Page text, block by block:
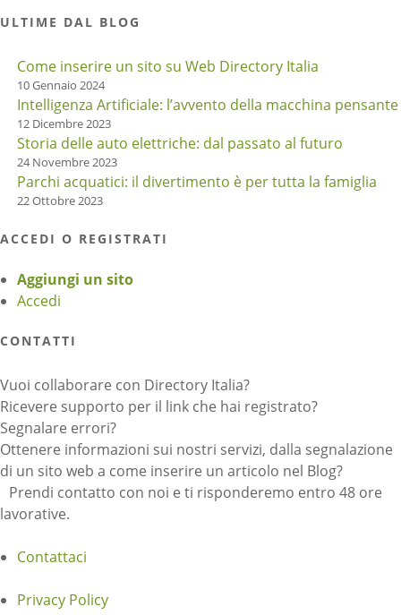
ULTIME DAL BLOG
Come inserire un sito su Web Directory Italia
10 Gennaio 2024
Intelligenza Artificiale: l’avvento della macchina pensante
12 Dicembre 2023
Storia delle auto elettriche: dal passato al futuro
24 Novembre 2023
Parchi acquatici: il divertimento è per tutta la famiglia
22 Ottobre 2023
ACCEDI O REGISTRATI
Aggiungi un sito
Accedi
CONTATTI
Vuoi collaborare con Directory Italia?
Ricevere supporto per il link che hai registrato?
Segnalare errori?
Ottenere informazioni sui nostri servizi, dalla segnalazione
di un sito web a come inserire un articolo nel Blog?
Prendi contatto con noi e ti risponderemo entro 48 ore
lavorative.
Contattaci
Privacy Policy